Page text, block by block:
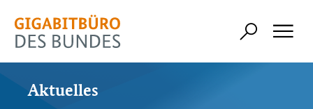
Aktuelles